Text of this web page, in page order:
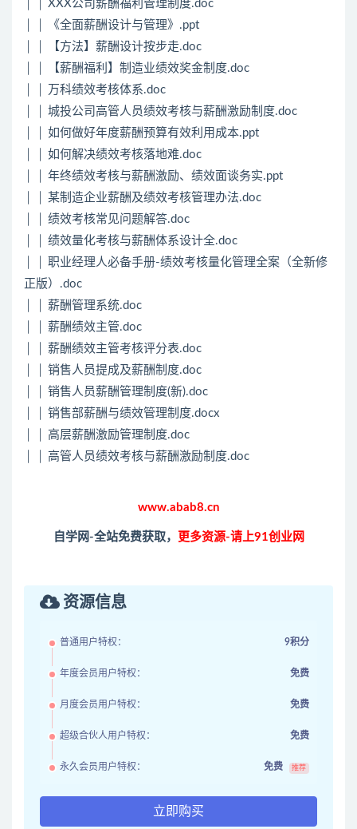
│ │ XXX公司薪酬福利管理制度.doc
│ │ 《全面薪酬设计与管理》.ppt
│ │ 【方法】薪酬设计按步走.doc
│ │ 【薪酬福利】制造业绩效奖金制度.doc
│ │ 万科绩效考核体系.doc
│ │ 城投公司高管人员绩效考核与薪酬激励制度.doc
│ │ 如何做好年度薪酬预算有效利用成本.ppt
│ │ 如何解决绩效考核落地难.doc
│ │ 年终绩效考核与薪酬激励、绩效面谈务实.ppt
│ │ 某制造企业薪酬及绩效考核管理办法.doc
│ │ 绩效考核常见问题解答.doc
│ │ 绩效量化考核与薪酬体系设计全.doc
│ │ 职业经理人必备手册-绩效考核量化管理全案（全新修
正版）.doc
│ │ 薪酬管理系统.doc
│ │ 薪酬绩效主管.doc
│ │ 薪酬绩效主管考核评分表.doc
│ │ 销售人员提成及薪酬制度.doc
│ │ 销售人员薪酬管理制度(新).doc
│ │ 销售部薪酬与绩效管理制度.docx
│ │ 高层薪酬激励管理制度.doc
│ │ 高管人员绩效考核与薪酬激励制度.doc
www.abab8.cn
自学网-全站免费获取， 更多资源-请上91创业网
资源信息
普通用户特权： 9积分
年度会员用户特权： 免费
月度会员用户特权： 免费
超级合伙人用户特权： 免费
永久会员用户特权： 免费 推荐
立即购买